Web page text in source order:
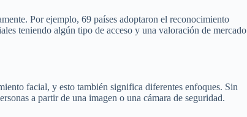
Por ejemplo, 69 países adoptaron el reconocimiento
teniendo algún tipo de acceso y una valoración de mercado
facial, y esto también significa diferentes enfoques. Sin
a partir de una imagen o una cámara de seguridad.